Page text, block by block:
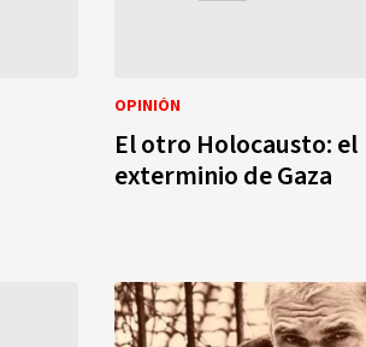
OPINIÓN
El otro Holocausto: el
exterminio de Gaza